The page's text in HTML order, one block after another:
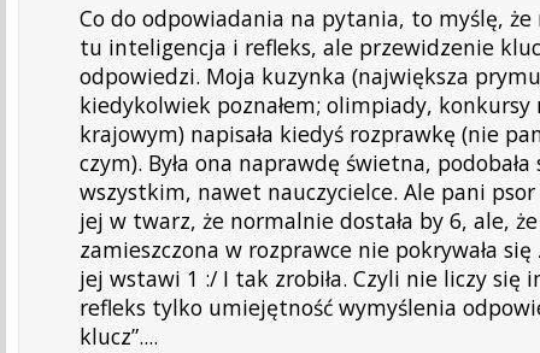
Co do odpowiadania na pytania, to myślę, że
tu inteligencja i refleks, ale przewidzenie
odpowiedzi. Moja kuzynka (największa
kiedykolwiek poznałem; olimpiady, konkursy
krajowym) napisała kiedyś rozprawkę (nie
czym). Była ona naprawdę świetna, podobała
wszystkim, nawet nauczycielce. Ale pani psor
jej w twarz, że normalnie dostała by 6, ale,
zamieszczona w rozprawce nie pokrywała
jej wstawi 1 :/ I tak zrobiła. Czyli nie liczy się
refleks tylko umiejętność wymyślenia
klucz”....